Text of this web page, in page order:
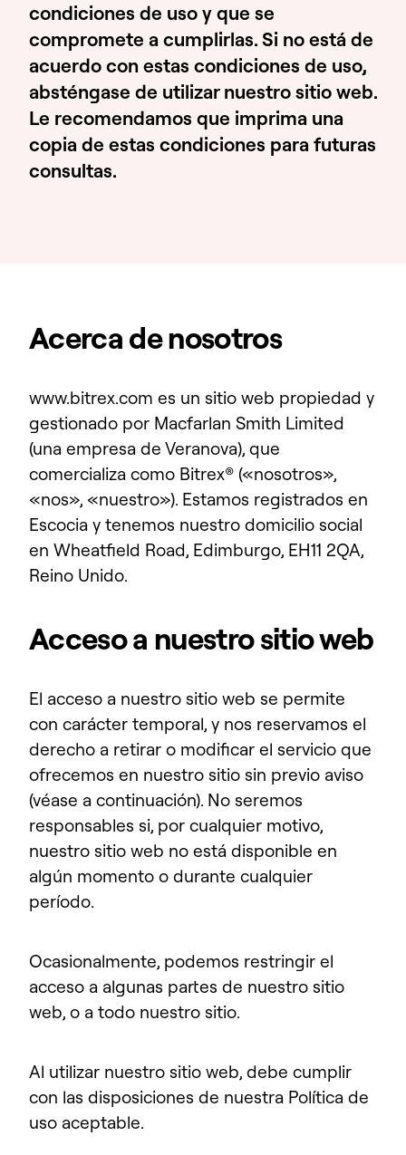
condiciones de uso y que se
compromete a cumplirlas. Si no está de
acuerdo con estas condiciones de uso,
absténgase de utilizar nuestro sitio web.
Le recomendamos que imprima una
copia de estas condiciones para futuras
consultas.
Acerca de nosotros
www.bitrex.com es un sitio web propiedad y
gestionado por Macfarlan Smith Limited
(una empresa de Veranova), que
comercializa como Bitrex® («nosotros»,
«nos», «nuestro»). Estamos registrados en
Escocia y tenemos nuestro domicilio social
en Wheatfield Road, Edimburgo, EH11 2QA,
Reino Unido.
Acceso a nuestro sitio web
El acceso a nuestro sitio web se permite
con carácter temporal, y nos reservamos el
derecho a retirar o modificar el servicio que
ofrecemos en nuestro sitio sin previo aviso
(véase a continuación). No seremos
responsables si, por cualquier motivo,
nuestro sitio web no está disponible en
algún momento o durante cualquier
período.
Ocasionalmente, podemos restringir el
acceso a algunas partes de nuestro sitio
web, o a todo nuestro sitio.
Al utilizar nuestro sitio web, debe cumplir
con las disposiciones de nuestra Política de
uso aceptable.